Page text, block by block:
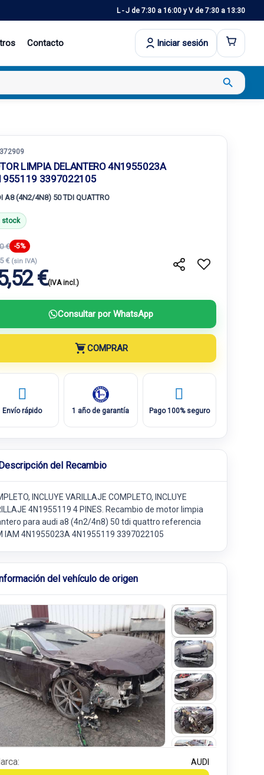
L - J de 7:30 a 16:00 y V de 7:30 a 13:30
Contacto Iniciar sesión
search
LIMPIA DELANTERO 4N1955023A
3397022105
A8 (4N2/4N8) 50 TDI QUATTRO
stock
€ -5%
€ (sin IVA)
€(IVA incl.)
Consultar por WhatsApp
COMPRAR
Envío rápido 1 año de garantía Pago 100% seguro
del Recambio
INCLUYE VARILLAJE COMPLETO, INCLUYE
4N1955119 4 PINES. Recambio de motor limpia
para audi a8 (4n2/4n8) 50 tdi quattro referencia
IAM 4N1955023A 4N1955119 3397022105
del vehículo de origen
AUDI